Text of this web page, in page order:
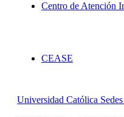
Centro de Atención
CEASE
Universidad Católica